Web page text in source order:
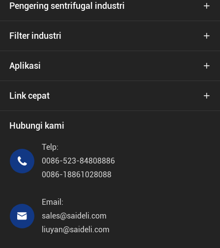
Pengering sentrifugal industri 
Filter industri 
Aplikasi 
Link cepat 
Hubungi kami

Telp:
0086-523-84808886
0086-18861028088

Email:
sales@saideli.com
liuyan@saideli.com